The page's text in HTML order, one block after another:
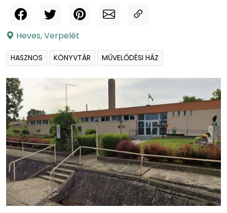
Heves,Verpelét
HASZNOS KÖNYVTÁR MŰVELŐDÉSI HÁZ